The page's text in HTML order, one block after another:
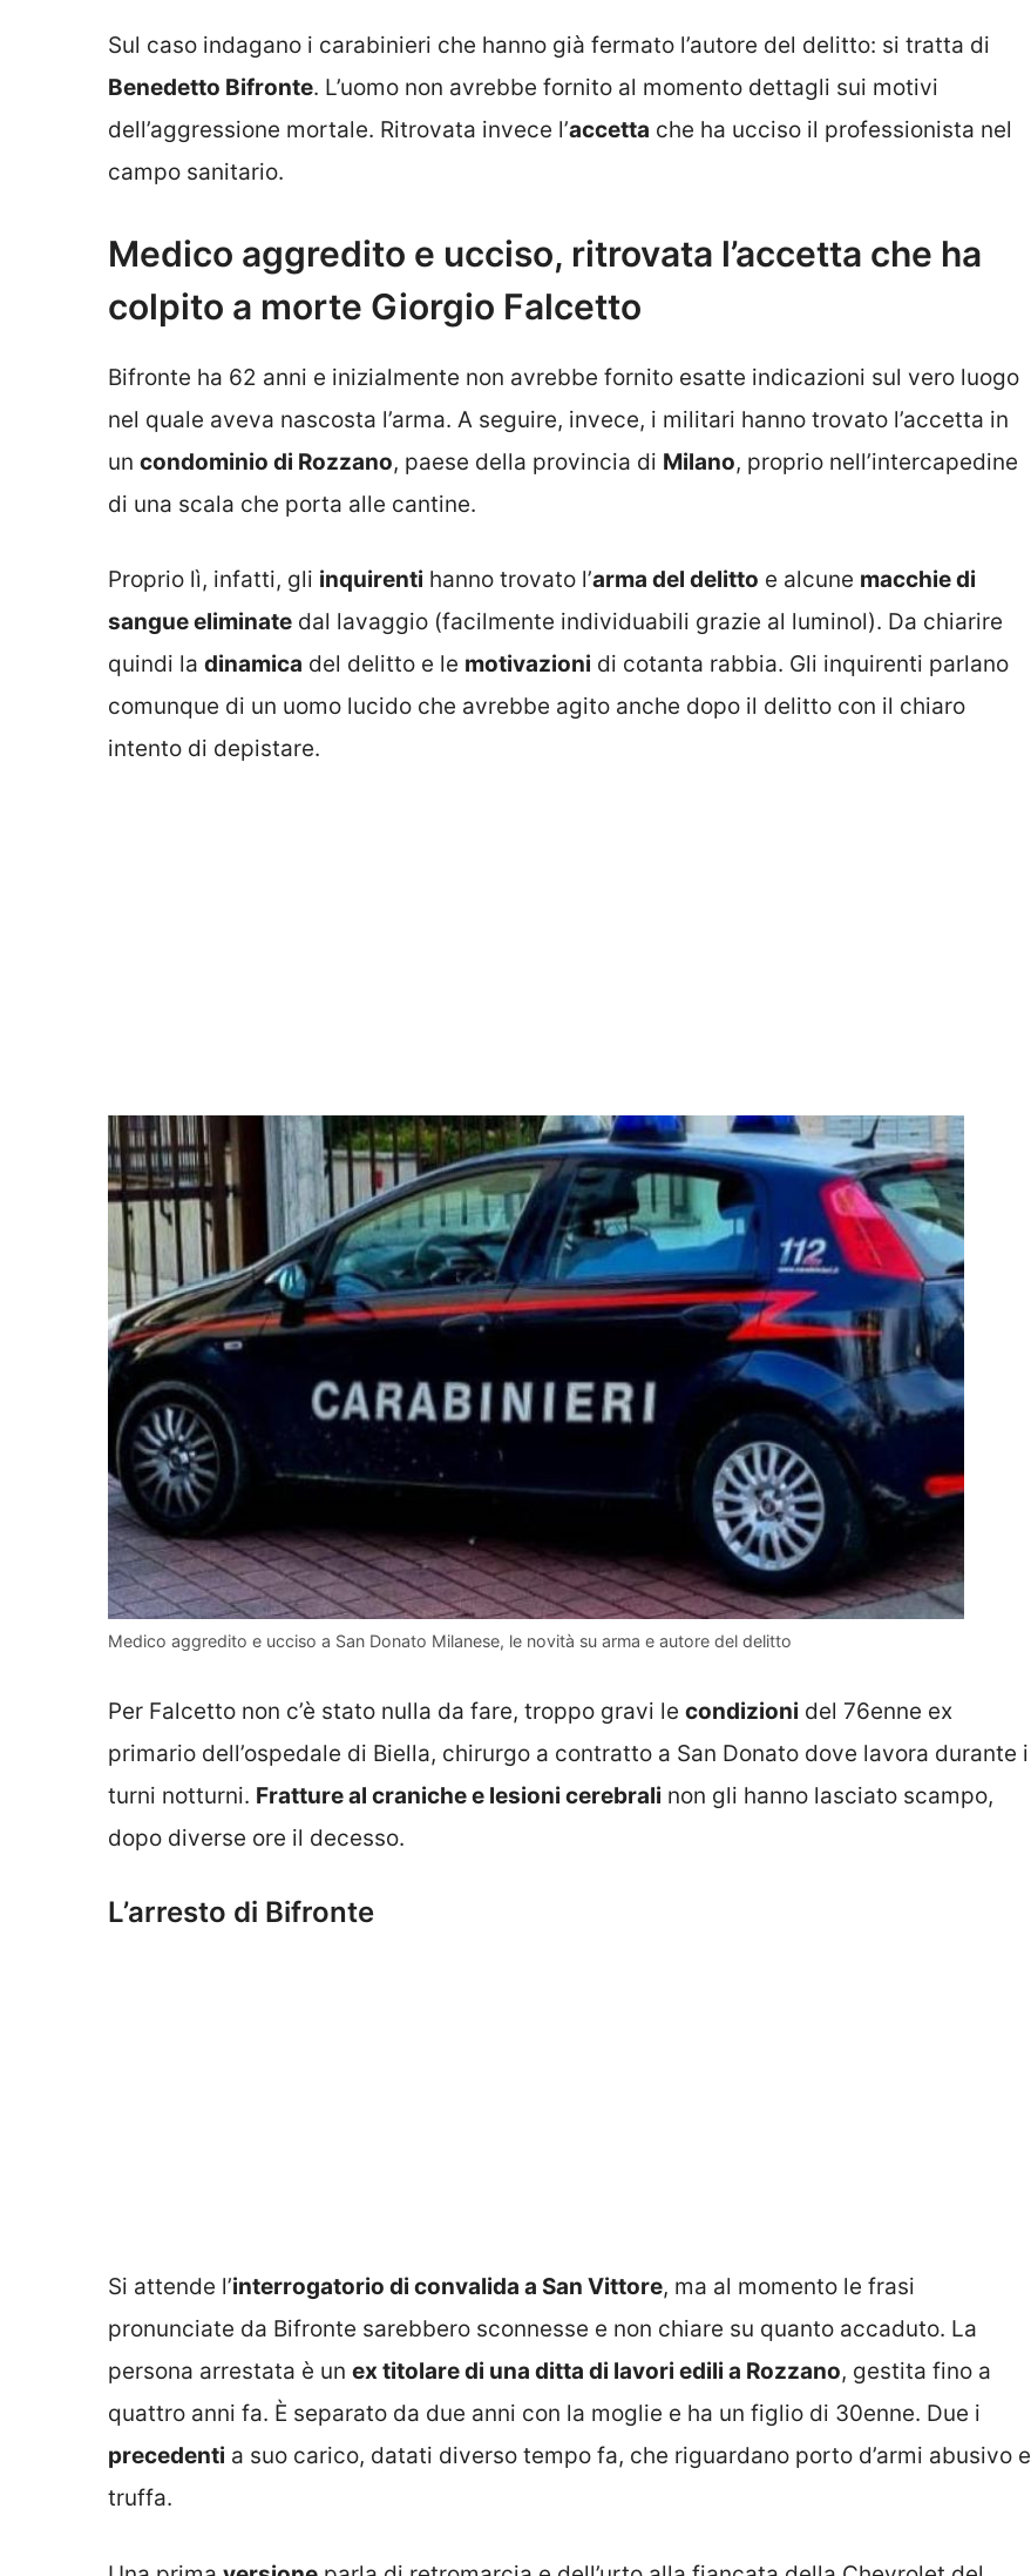
Sul caso indagano i carabinieri che hanno già fermato l’autore del delitto: si tratta di
Benedetto Bifronte. L’uomo non avrebbe fornito al momento dettagli sui motivi
dell’aggressione mortale. Ritrovata invece l’accetta che ha ucciso il professionista nel
campo sanitario.
Medico aggredito e ucciso, ritrovata l’accetta che ha
colpito a morte Giorgio Falcetto
Bifronte ha 62 anni e inizialmente non avrebbe fornito esatte indicazioni sul vero luogo
nel quale aveva nascosta l’arma. A seguire, invece, i militari hanno trovato l’accetta in
un condominio di Rozzano, paese della provincia di Milano, proprio nell’intercapedine
di una scala che porta alle cantine.
Proprio lì, infatti, gli inquirenti hanno trovato l’arma del delitto e alcune macchie di
sangue eliminate dal lavaggio (facilmente individuabili grazie al luminol). Da chiarire
quindi la dinamica del delitto e le motivazioni di cotanta rabbia. Gli inquirenti parlano
comunque di un uomo lucido che avrebbe agito anche dopo il delitto con il chiaro
intento di depistare.
Medico aggredito e ucciso a San Donato Milanese, le novità su arma e autore del delitto
Per Falcetto non c’è stato nulla da fare, troppo gravi le condizioni del 76enne ex
primario dell’ospedale di Biella, chirurgo a contratto a San Donato dove lavora durante i
turni notturni. Fratture al craniche e lesioni cerebrali non gli hanno lasciato scampo,
dopo diverse ore il decesso.
L’arresto di Bifronte
Si attende l’interrogatorio di convalida a San Vittore, ma al momento le frasi
pronunciate da Bifronte sarebbero sconnesse e non chiare su quanto accaduto. La
persona arrestata è un ex titolare di una ditta di lavori edili a Rozzano, gestita fino a
quattro anni fa. È separato da due anni con la moglie e ha un figlio di 30enne. Due i
precedenti a suo carico, datati diverso tempo fa, che riguardano porto d’armi abusivo e
truffa.